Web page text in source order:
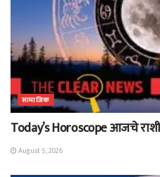
सामाजिक
Today’s Horoscope आजचे
August 5, 2026